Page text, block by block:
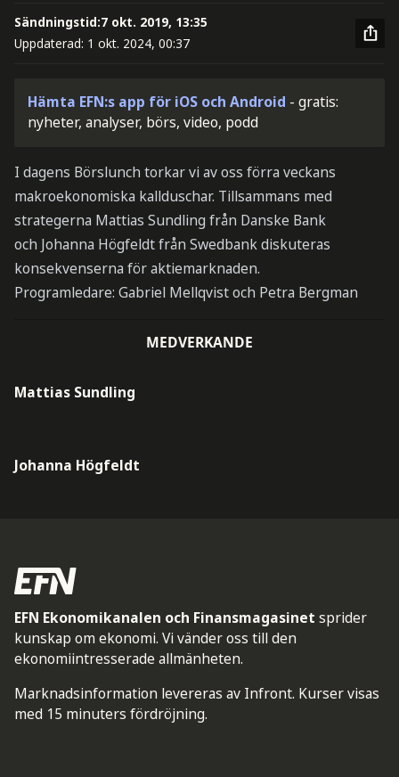
Sändningstid:7 okt. 2019, 13:35
Uppdaterad: 1 okt. 2024, 00:37
Hämta EFN:s app för iOS och Android - gratis:
nyheter, analyser, börs, video, podd
I dagens Börslunch torkar vi av oss förra veckans
makroekonomiska kallduschar. Tillsammans med
strategerna Mattias Sundling från Danske Bank
och Johanna Högfeldt från Swedbank diskuteras
konsekvenserna för aktiemarknaden.
Programledare: Gabriel Mellqvist och Petra Bergman
MEDVERKANDE
Mattias Sundling
Johanna Högfeldt
EFN Ekonomikanalen och Finansmagasinet sprider
kunskap om ekonomi. Vi vänder oss till den
ekonomiintresserade allmänheten.
Marknadsinformation levereras av Infront. Kurser visas
med 15 minuters fördröjning.